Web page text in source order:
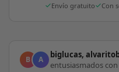
Envío gratuito Con
B A biglucas,
entusiasmados con